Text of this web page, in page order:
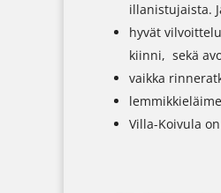
illanistujaista.
hyvät
kiinni, sekä
vaikka
Villa-Koivula